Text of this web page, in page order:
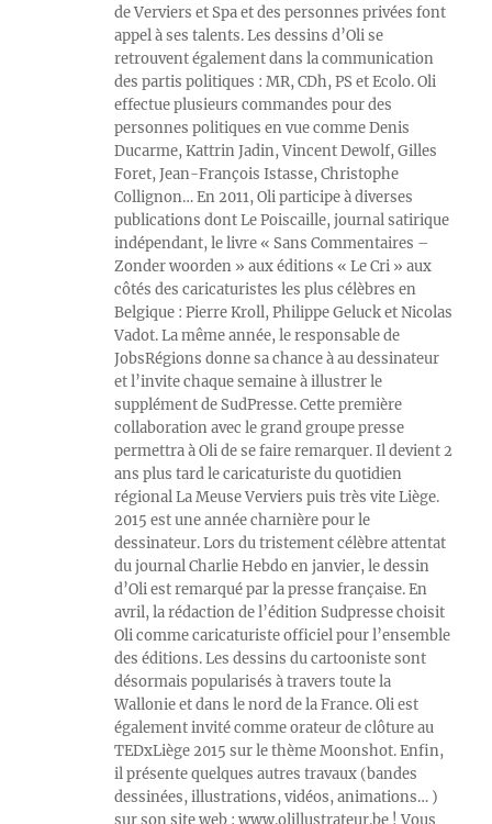
de Verviers et Spa et des personnes privées font
appel à ses talents. Les dessins d’Oli se
retrouvent également dans la communication
des partis politiques : MR, CDh, PS et Ecolo. Oli
effectue plusieurs commandes pour des
personnes politiques en vue comme Denis
Ducarme, Kattrin Jadin, Vincent Dewolf, Gilles
Foret, Jean-François Istasse, Christophe
Collignon… En 2011, Oli participe à diverses
publications dont Le Poiscaille, journal satirique
indépendant, le livre « Sans Commentaires –
Zonder woorden » aux éditions « Le Cri » aux
côtés des caricaturistes les plus célèbres en
Belgique : Pierre Kroll, Philippe Geluck et Nicolas
Vadot. La même année, le responsable de
JobsRégions donne sa chance à au dessinateur
et l’invite chaque semaine à illustrer le
supplément de SudPresse. Cette première
collaboration avec le grand groupe presse
permettra à Oli de se faire remarquer. Il devient 2
ans plus tard le caricaturiste du quotidien
régional La Meuse Verviers puis très vite Liège.
2015 est une année charnière pour le
dessinateur. Lors du tristement célèbre attentat
du journal Charlie Hebdo en janvier, le dessin
d’Oli est remarqué par la presse française. En
avril, la rédaction de l’édition Sudpresse choisit
Oli comme caricaturiste officiel pour l’ensemble
des éditions. Les dessins du cartooniste sont
désormais popularisés à travers toute la
Wallonie et dans le nord de la France. Oli est
également invité comme orateur de clôture au
TEDxLiège 2015 sur le thème Moonshot. Enfin,
il présente quelques autres travaux (bandes
dessinées, illustrations, vidéos, animations… )
sur son site web : www.olillustrateur.be ! Vous